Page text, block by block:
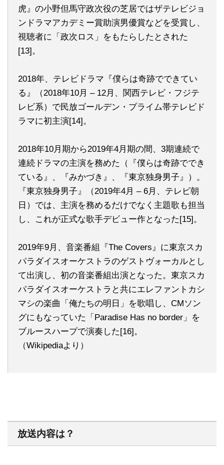
虎』の小野但馬守政次役の芝居ではザテレビジョ
ンドラマアカデミー賞助演男優賞などを受賞し、
視聴者に「政次ロス」をもたらしたとされた
[13]。
2018年、テレビドラマ『僕らは奇跡でできてい
る』（2018年10月 – 12月、関西テレビ・フジテ
レビ系）で民放ゴールデン・プライム帯テレビド
ラマに初主演[14]。
2018年10月期から2019年4月期の間、3期連続で
連続ドラマの主演を務めた（『僕らは奇跡ででき
ている』、『みかづき』、『東京独身男子』）。
『東京独身男子』（2019年4月 – 6月、テレビ朝
日）では、主演を務めるだけでなく主題歌も担当
し、これが正式な歌手デビュー作となった[15]。
2019年9月、音楽番組『The Covers』に東京スカ
パラダイスオーケストラのゲストヴォーカルとし
て出演し、初の音楽番組出演となった。東京スカ
パラダイスオーケストラと共にエレファントカシ
マシの楽曲「俺たちの明日」を歌唱し、CMソン
グにもなっていた「Paradise Has no border」を
ブルースハープで演奏した[16]。
（Wikipediaより）
放送内容は？